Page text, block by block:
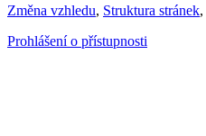
Změna vzhledu, Struktura stránek,
Prohlášení o přístupnosti